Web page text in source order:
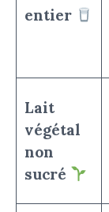
entier
Lait
végétal
non
sucré